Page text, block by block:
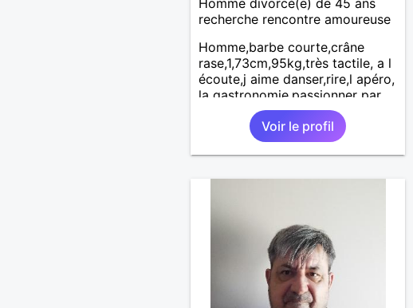
recherche rencontre amoureuse
Homme,barbe courte,crâne
rase,1,73cm,95kg,très tactile, a l
écoute,j aime danser,rire,l apéro,
la gastronomie.passionner par
mon métier, les ,motos,les
bolides.j aime me promener,
découvrir d autre endroits.
Voir le profil